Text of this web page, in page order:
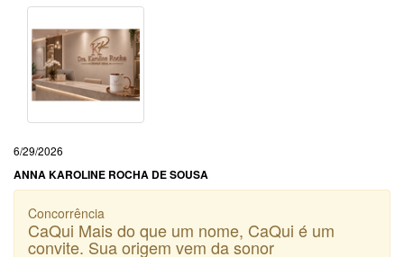
6/29/2026
ANNA KAROLINE ROCHA DE SOUSA
Concorrência
CaQui Mais do que um nome, CaQui é um
convite. Sua origem vem da sonor